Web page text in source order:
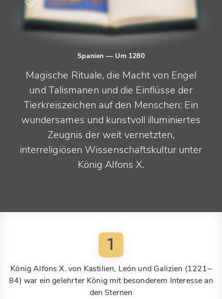
Spanien — Um 1280
Magische Rituale, die Macht von Engel
und Talismanen und die Einflüsse der
Tierkreiszeichen auf den Menschen: Ein
wundersames und kunstvoll illuminiertes
Zeugnis der weit vernetzten,
interreligiösen Wissenschaftskultur unter
König Alfons X.
1
König Alfons X. von Kastilien, León und Galizien (1221–
84) war ein gelehrter König mit besonderem Interesse an
den Sternen